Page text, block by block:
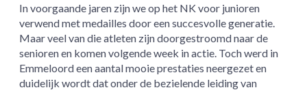
In voorgaande jaren zijn we op het NK voor junioren
verwend met medailles door een succesvolle generatie.
Maar veel van die atleten zijn doorgestroomd naar de
senioren en komen volgende week in actie. Toch werd in
Emmeloord een aantal mooie prestaties neergezet en
duidelijk wordt dat onder de bezielende leiding van